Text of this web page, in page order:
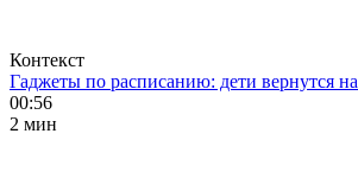
Контекст
Гаджеты по расписанию: дети вернутся
00:56
2 мин